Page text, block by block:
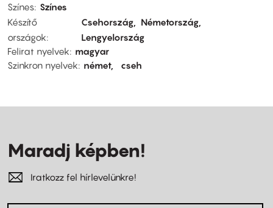
Színes Színes
Készítő
országok
Csehország
Németország
Lengyelország
Felirat nyelvek
magyar
Szinkron nyelvek
német cseh
Maradj képben!
Iratkozz fel hírlevelünkre!